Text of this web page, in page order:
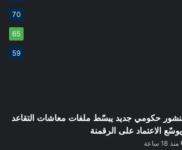
70
65
59
حكومي جديد يبسّط ملفات معاشات التقاعد
الاعتماد على الرقمنة
منذ 18 ساعة